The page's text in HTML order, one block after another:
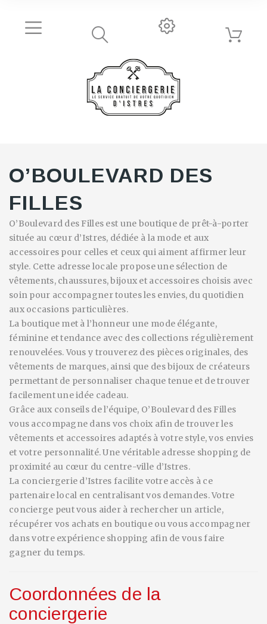
O’BOULEVARD DES
FILLES
O’Boulevard des Filles est une boutique de prêt-à-porter
située au cœur d’Istres, dédiée à la mode et aux
accessoires pour celles et ceux qui aiment affirmer leur
style. Cette adresse locale propose une sélection de
vêtements, chaussures, bijoux et accessoires choisis avec
soin pour accompagner toutes les envies, du quotidien
aux occasions particulières.
La boutique met à l’honneur une mode élégante,
féminine et tendance avec des collections régulièrement
renouvelées. Vous y trouverez des pièces originales, des
vêtements de marques, ainsi que des bijoux de créateurs
permettant de personnaliser chaque tenue et de trouver
facilement une idée cadeau.
Grâce aux conseils de l’équipe, O’Boulevard des Filles
vous accompagne dans vos choix afin de trouver les
vêtements et accessoires adaptés à votre style, vos envies
et votre personnalité. Une véritable adresse shopping de
proximité au cœur du centre-ville d’Istres.
La conciergerie d’Istres facilite votre accès à ce
partenaire local en centralisant vos demandes. Votre
concierge peut vous aider à rechercher un article,
récupérer vos achats en boutique ou vous accompagner
dans votre expérience shopping afin de vous faire
gagner du temps.
Coordonnées de la
conciergerie